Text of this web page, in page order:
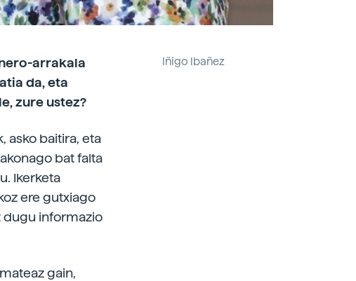
arrakala
da, eta
zure ustez?
asko baitira, eta
bat falta
Ikerketa
ere gutxiago
dugu informazio
gain,
Iñigo Ibañez